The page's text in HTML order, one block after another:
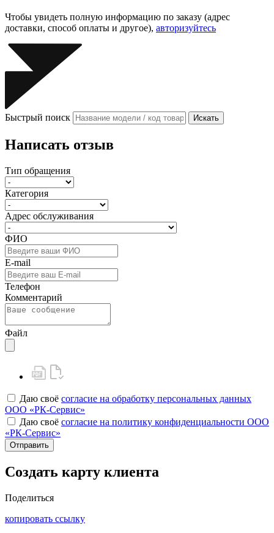
Чтобы увидеть полную информацию по заказу (адрес
доставки, способ оплаты и другое), авторизуйтесь
Быстрый поиск Искать
Написать отзыв
Тип обращения
Категория
Адрес обслуживания
ФИО
E-mail
Телефон
Комментарий
Файл
Даю своё согласие на обработку персональных данных
ООО «РК-Сервис»
Даю своё согласие на политику конфиденциальности ООО
«РК-Сервис»
Отправить
Создать карту клиента
Поделиться
копировать ссылку